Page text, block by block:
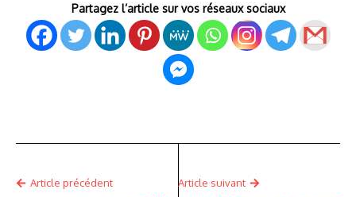
Partagez l’article sur vos réseaux sociaux
Article précédent Article suivant